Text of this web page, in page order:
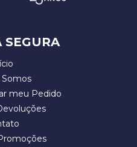
SEGURA
meu Pedido